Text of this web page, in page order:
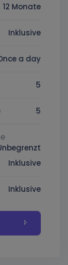
12 Monate
Inklusive
a day
5
5
Inklusive
Inklusive